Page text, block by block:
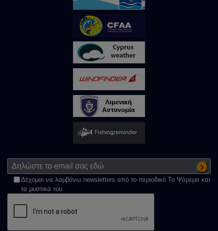
Δέχομαι να λαμβάνω newsletters από το περιοδικό Το Ψάρεμα και
τα μυστικά του